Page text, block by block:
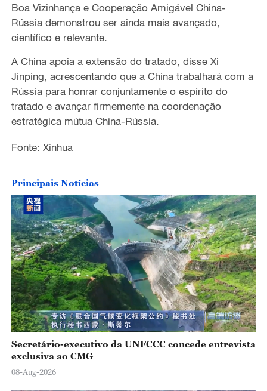
Boa Vizinhança e Cooperação Amigável China-
Rússia demonstrou ser ainda mais avançado,
científico e relevante.
A China apoia a extensão do tratado, disse Xi
Jinping, acrescentando que a China trabalhará com a
Rússia para honrar conjuntamente o espírito do
tratado e avançar firmemente na coordenação
estratégica mútua China-Rússia.
Fonte: Xinhua
Principais Notícias
Secretário-executivo da UNFCCC concede entrevista
exclusiva ao CMG
08-Aug-2026